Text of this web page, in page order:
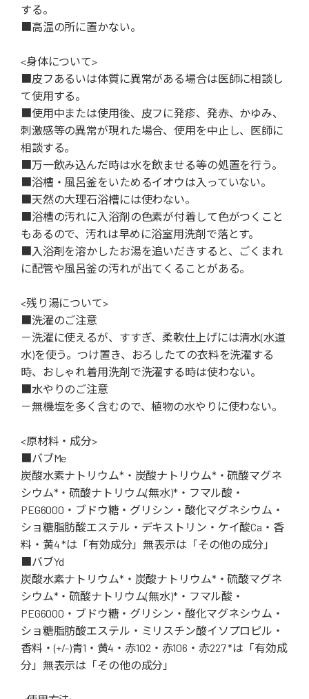
する。
■高温の所に置かない。
<身体について>
■皮フあるいは体質に異常がある場合は医師に相談し
て使用する。
■使用中または使用後、皮フに発疹、発赤、かゆみ、
刺激感等の異常が現れた場合、使用を中止し、医師に
相談する。
■万一飲み込んだ時は水を飲ませる等の処置を行う。
■浴槽・風呂釜をいためるイオウは入っていない。
■天然の大理石浴槽には使わない。
■浴槽の汚れに入浴剤の色素が付着して色がつくこと
もあるので、汚れは早めに浴室用洗剤で落とす。
■入浴剤を溶かしたお湯を追いだきすると、ごくまれ
に配管や風呂釜の汚れが出てくることがある。
<残り湯について>
■洗濯のご注意
－洗濯に使えるが、すすぎ、柔軟仕上げには清水(水道
水)を使う。つけ置き、おろしたての衣料を洗濯する
時、おしゃれ着用洗剤で洗濯する時は使わない。
■水やりのご注意
－無機塩を多く含むので、植物の水やりに使わない。
<原材料・成分>
■バブMe
炭酸水素ナトリウム*・炭酸ナトリウム*・硫酸マグネ
シウム*・硫酸ナトリウム(無水)*・フマル酸・
PEG6000・ブドウ糖・グリシン・酸化マグネシウム・
ショ糖脂肪酸エステル・デキストリン・ケイ酸Ca・香
料・黄4 *は「有効成分」無表示は「その他の成分」
■バブYd
炭酸水素ナトリウム*・炭酸ナトリウム*・硫酸マグネ
シウム*・硫酸ナトリウム(無水)*・フマル酸・
PEG6000・ブドウ糖・グリシン・酸化マグネシウム・
ショ糖脂肪酸エステル・ミリスチン酸イソプロピル・
香料・(+/-)青1・黄4・赤102・赤106・赤227 *は「有効成
分」無表示は「その他の成分」